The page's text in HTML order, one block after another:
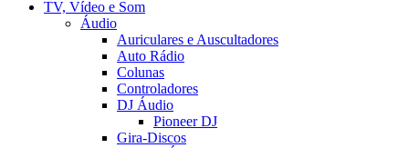
TV, Vídeo e Som
Áudio
Auriculares e Auscultadores
Auto Rádio
Colunas
Controladores
DJ Áudio
Pioneer DJ
Gira-Discos